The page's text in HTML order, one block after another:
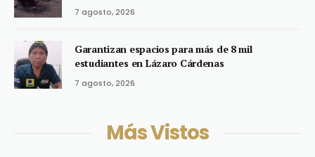
7 agosto, 2026
Garantizan espacios para más de 8 mil
estudiantes en Lázaro Cárdenas
7 agosto, 2026
Más Vistos